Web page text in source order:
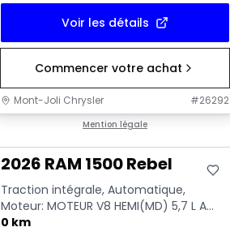
Voir les détails
Commencer votre achat
Mont-Joli Chrysler #26292
Mention légale
2026 RAM 1500 Rebel
Traction intégrale, Automatique,
Moteur: MOTEUR V8 HEMI(MD) 5,7 L A
VVT A/MDS ECO/ETORQUE - 6 Cyl. -...
0 km